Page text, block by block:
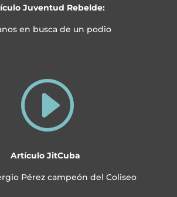
Juventud Rebelde:
en busca de un podio
I
Artículo JitCuba
Pérez campeón del Coliseo